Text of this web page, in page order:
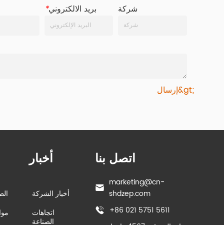
*بريد الالكتروني شركة
إرسال&gt;
أخبار
أخبار الشركة
اتجاهات
الصناعة
اتصل بنا
marketing@cn-
shdzep.com
+86 021 5751 5611